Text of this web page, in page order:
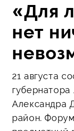
«Для
нет
21 августа
Александра
район.